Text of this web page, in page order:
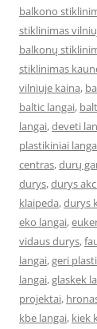
balkono
stiklinimas
balkonų
stiklinimas
vilniuje kaina,
baltic langai,
langai,deveti
plastikiniai
centras,durų
durys,durys
klaipeda,durys
eko langai,
vidaus durys,
langai,geri
langai,glaskek
projektai,
kbe langai, kiek